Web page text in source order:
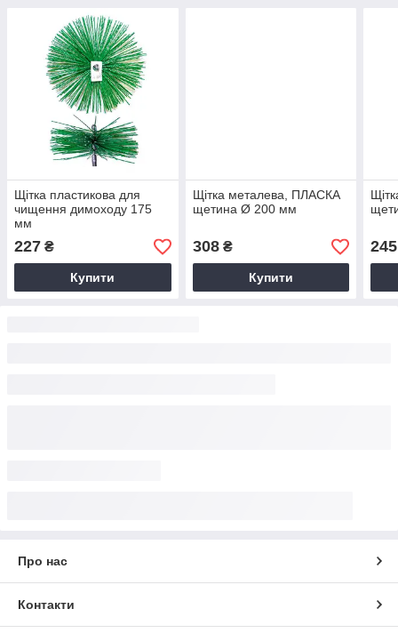
Щітка пластикова для
чищення димоходу 175
мм
227 ₴
Купити
Щітка металева, ПЛАСКА
щетина Ø 200 мм
308₴
Купити
245
Про нас
Контакти